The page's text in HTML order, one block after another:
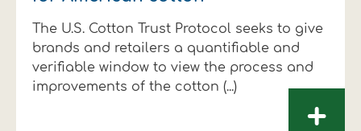
Οικονομικά στοιχεία
Εταιρική δομή
Καινοτομία
Εξαγωγές
Συνέδρια
Ευφυής γεωργία
Συμβουλευτική στο χωράφι
Εκκόκκιση για λογαριασμό του
Αλυσίδα βάμβακος
Κλωστοϋφαντουργία - Ένδυση
Εταιρικά νέα
The U.S. Cotton Trust Protocol seeks to give
brands and retailers a quantifiable and
verifiable window to view the process and
improvements of the cotton (...)
+